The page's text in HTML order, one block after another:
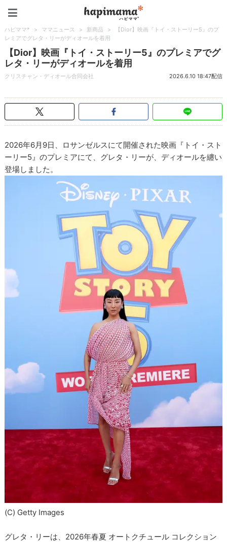
ハピママ* > ママニュース > 新商品 >
【Dior】映画『トイ・ストーリー5』のプ
レミアでグレタ・リーがディオールを着用
【Dior】映画『トイ・ストーリー5』のプレミアでグ
レタ・リーがディオールを着用
クリスチャン・ディオール合同会社 2026.6.10 18:47配信
2026年6月9日、ロサンゼルスにて開催された映画『トイ・スト
ーリー5』のプレミアにて、グレタ・リーが、ディオールを纏い
登場しました。
(C) Getty Images
グレタ・リーは、2026年春夏 オートクチュール コレクション